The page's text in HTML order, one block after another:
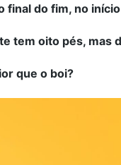
final do fim, no
tem oito pés, mas
que o boi?